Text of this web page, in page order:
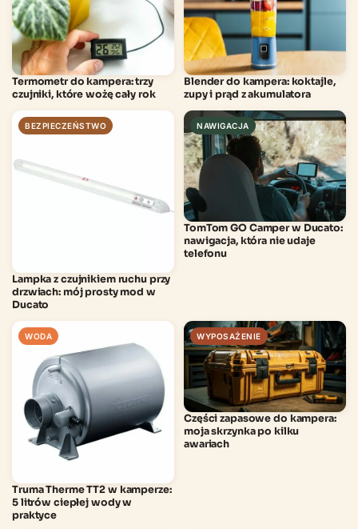
Termometr do kampera: trzy
czujniki, które wożę cały rok
Blender do kampera: koktajle,
zupy i prąd z akumulatora
BEZPIECZEŃSTWO
Lampka z czujnikiem ruchu przy
drzwiach: mój prosty mod w
Ducato
NAWIGACJA
TomTom GO Camper w Ducato:
nawigacja, która nie udaje
telefonu
WODA
Truma Therme TT2 w kamperze:
5 litrów ciepłej wody w
praktyce
WYPOSAŻENIE
Części zapasowe do kampera:
moja skrzynka po kilku
awariach